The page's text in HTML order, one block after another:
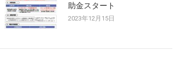
助金スタート
2023年12月15日